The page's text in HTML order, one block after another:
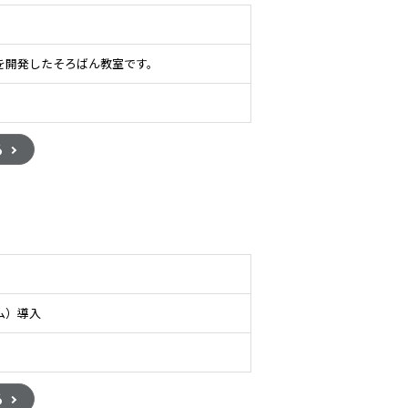
発したそろばん教室です。
）導入